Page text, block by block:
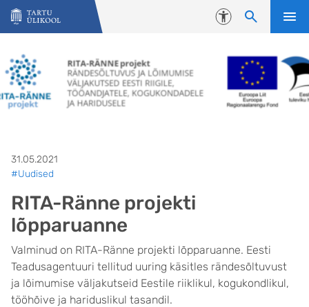
Liigu edasi põhisisu juurde
Juurdepääsetavus
31.05.2021
#Uudised
RITA-Ränne projekti
lõpparuanne
Valminud on RITA-Ränne projekti lõpparuanne. Eesti
Teadusagentuuri tellitud uuring käsitles rändesõltuvust
ja lõimumise väljakutseid Eestile riiklikul, kogukondlikul,
tööhõive ja hariduslikul tasandil.